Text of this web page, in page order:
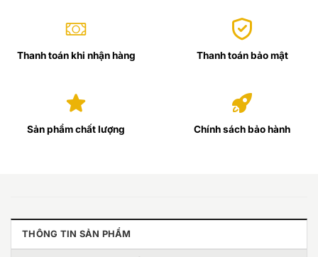
Thanh toán khi nhận hàng Thanh toán bảo mật
Sản phẩm chất lượng Chính sách bảo hành
THÔNG TIN SẢN PHẨM